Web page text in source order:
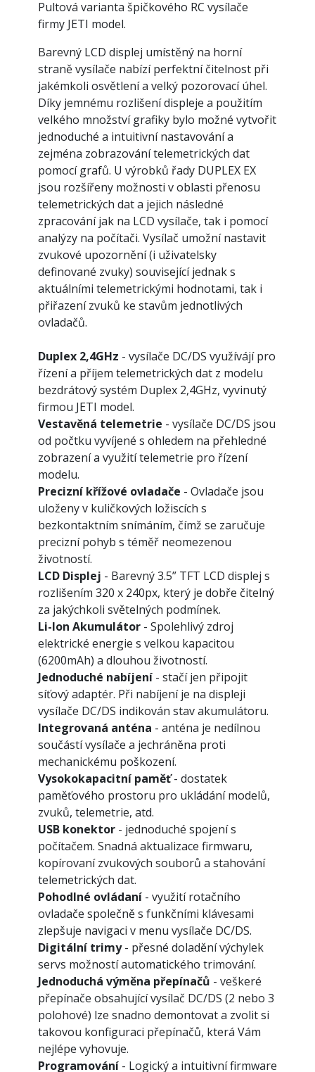
Pultová varianta špičkového RC vysílače
firmy JETI model.
Barevný LCD displej umístěný na horní
straně vysílače nabízí perfektní čitelnost při
jakémkoli osvětlení a velký pozorovací úhel.
Díky jemnému rozlišení displeje a použitím
velkého množství grafiky bylo možné vytvořit
jednoduché a intuitivní nastavování a
zejména zobrazování telemetrických dat
pomocí grafů. U výrobků řady DUPLEX EX
jsou rozšířeny možnosti v oblasti přenosu
telemetrických dat a jejich následné
zpracování jak na LCD vysílače, tak i pomocí
analýzy na počítači. Vysílač umožní nastavit
zvukové upozornění (i uživatelsky
definované zvuky) související jednak s
aktuálními telemetrickými hodnotami, tak i
přiřazení zvuků ke stavům jednotlivých
ovladačů.
Duplex 2,4GHz - vysílače DC/DS využívájí pro
řízení a příjem telemetrických dat z modelu
bezdrátový systém Duplex 2,4GHz, vyvinutý
firmou JETI model.
Vestavěná telemetrie - vysílače DC/DS jsou
od počtku vyvíjené s ohledem na přehledné
zobrazení a využití telemetrie pro řízení
modelu.
Precizní křížové ovladače - Ovladače jsou
uloženy v kuličkových ložiscích s
bezkontaktním snímáním, čímž se zaručuje
precizní pohyb s téměř neomezenou
životností.
LCD Displej - Barevný 3.5” TFT LCD displej s
rozlišením 320 x 240px, který je dobře čitelný
za jakýchkoli světelných podmínek.
Li-Ion Akumulátor - Spolehlivý zdroj
elektrické energie s velkou kapacitou
(6200mAh) a dlouhou životností.
Jednoduché nabíjení - stačí jen připojit
síťový adaptér. Při nabíjení je na displeji
vysílače DC/DS indikován stav akumulátoru.
Integrovaná anténa - anténa je nedílnou
součástí vysílače a jechráněna proti
mechanickému poškození.
Vysokokapacitní paměť- dostatek
paměťového prostoru pro ukládání modelů,
zvuků, telemetrie, atd.
USB konektor - jednoduché spojení s
počítačem. Snadná aktualizace firmwaru,
kopírovaní zvukových souborů a stahování
telemetrických dat.
Pohodlné ovládaní - využití rotačního
ovladače společně s funkčními klávesami
zlepšuje navigaci v menu vysílače DC/DS.
Digitální trimy- přesné doladění výchylek
servs možností automatického trimování.
Jednoduchá výměna přepínačů - veškeré
přepínače obsahující vysílač DC/DS (2 nebo 3
polohové) lze snadno demontovat a zvolit si
takovou konfiguraci přepínačů, která Vám
nejlépe vyhovuje.
Programování - Logický a intuitivní firmware